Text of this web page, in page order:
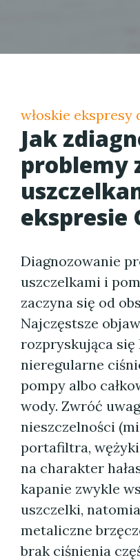
włoskie ekspresy
Jak
problemy
ekspresie
Diagnozowanie
uszczelkami i
zaczyna się od
Najczęstsze
rozpryskująca się
nieregularne
pompy albo
wody. Zwróć
nieszczelności
portafiltra,
na charakter
kapanie zwykle
uszczelki,
metaliczne
brak ciśnienia